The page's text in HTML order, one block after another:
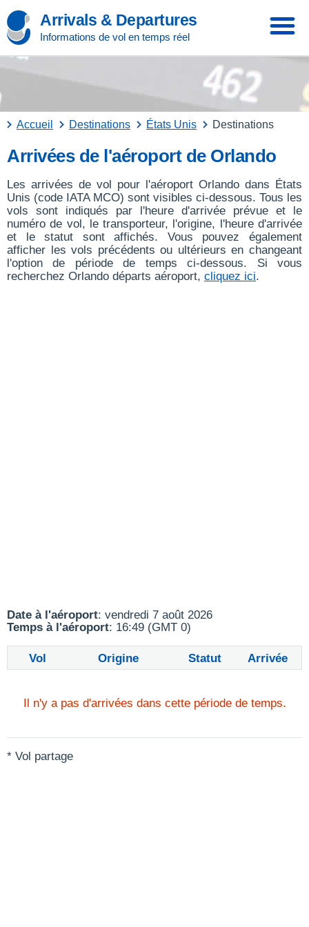
Arrivals & Departures
Informations de vol en temps réel
Accueil Destinations États Unis Destinations
Arrivées de l'aéroport de Orlando
Les arrivées de vol pour l'aéroport Orlando dans États
Unis (code IATA MCO) sont visibles ci-dessous. Tous les
vols sont indiqués par l'heure d'arrivée prévue et le
numéro de vol, le transporteur, l'origine, l'heure d'arrivée
et le statut sont affichés. Vous pouvez également
afficher les vols précédents ou ultérieurs en changeant
l'option de période de temps ci-dessous. Si vous
recherchez Orlando départs aéroport, cliquez ici.
Date à l'aéroport: vendredi 7 août 2026
Temps à l'aéroport: 16:49 (GMT 0)
Vol Origine Statut Arrivée
Il n'y a pas d'arrivées dans cette période de temps.
* Vol partage